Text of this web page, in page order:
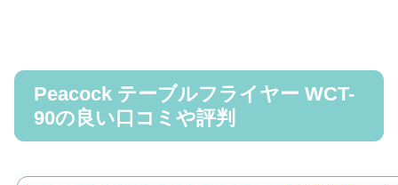
Peacock テーブルフライヤー WCT-
90の良い口コミや評判